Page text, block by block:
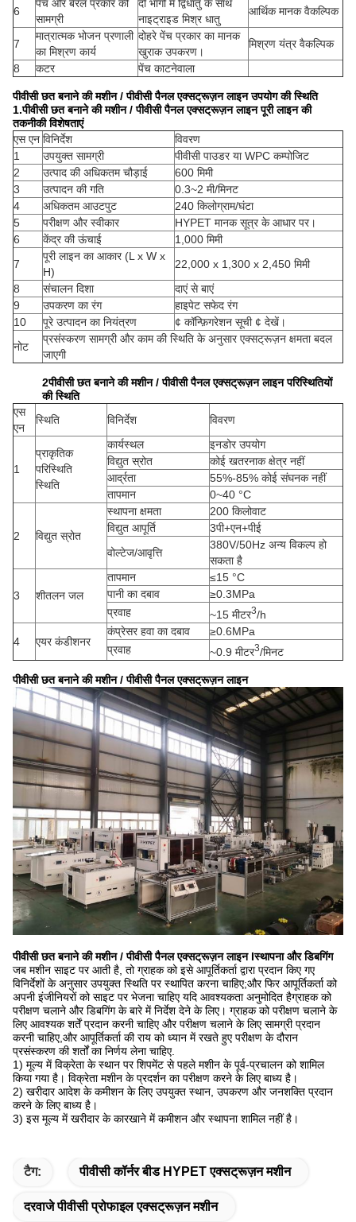
6
पेंच और बैरल प्रकार की
सामग्री
दो भागों में द्विधातु के साथ
नाइट्राइड मिश्र धातु
आर्थिक मानक वैकल्पिक
7
मात्रात्मक भोजन प्रणाली
का मिश्रण कार्य
दोहरे पेंच प्रकार का मानक
खुराक उपकरण।
मिश्रण यंत्र वैकल्पिक
8
कटर पेंच काटनेवाला
पीवीसी छत बनाने की मशीन / पीवीसी पैनल एक्सट्रूज़न लाइन उपयोग की स्थिति
1.पीवीसी छत बनाने की मशीन / पीवीसी पैनल एक्सट्रूज़न लाइन पूरी लाइन की
तकनीकी विशेषताएं
एस एन विनिर्देश
विवरण
1
उपयुक्त सामग्री
पीवीसी पाउडर या WPC कम्पोजिट
2
उत्पाद की अधिकतम चौड़ाई
600 मिमी
3
उत्पादन की गति
0.3~2 मी/मिनट
4
अधिकतम आउटपुट
240 किलोग्राम/घंटा
5
परीक्षण और स्वीकार
HYPET मानक सूत्र के आधार पर।
6
केंद्र की ऊंचाई
1,000 मिमी
7
पूरी लाइन का आकार (L x W x
H)
22,000 x 1,300 x 2,450 मिमी
8
संचालन दिशा
दाएं से बाएं
9
उपकरण का रंग
हाइपेट सफेद रंग
10
पूरे उत्पादन का नियंत्रण
¢ कॉन्फ़िगरेशन सूची ¢ देखें।
नोट
प्रसंस्करण सामग्री और काम की स्थिति के अनुसार एक्सट्रूज़न क्षमता बदल
जाएगी
2पीवीसी छत बनाने की मशीन / पीवीसी पैनल एक्सट्रूज़न लाइन परिस्थितियों
की स्थिति
एस
एन
स्थिति विनिर्देश विवरण
1
प्राकृतिक
परिस्थिति
स्थिति
कार्यस्थल
इनडोर उपयोग
विद्युत स्रोत
कोई खतरनाक क्षेत्र नहीं
आर्द्रता
55%-85% कोई संघनक नहीं
तापमान
0~40 °C
2 विद्युत स्रोत
स्थापना क्षमता
200 किलोवाट
विद्युत आपूर्ति
3पी+एन+पीई
वोल्टेज/आवृत्ति
380V/50Hz अन्य विकल्प हो
सकता है
3 शीतलन जल
तापमान
≤15 °C
पानी का दबाव
≥0.3MPa
प्रवाह
~15 मीटर3/h
4 एयर कंडीशनर
कंप्रेसर हवा का दबाव
≥0.6MPa
प्रवाह
~0.9 मीटर3/मिनट
पीवीसी छत बनाने की मशीन / पीवीसी पैनल एक्सट्रूज़न लाइन
पीवीसी छत बनाने की मशीन / पीवीसी पैनल एक्सट्रूज़न लाइन Iस्थापना और डिबगिंग
जब मशीन साइट पर आती है, तो ग्राहक को इसे आपूर्तिकर्ता द्वारा प्रदान किए गए
विनिर्देशों के अनुसार उपयुक्त स्थिति पर स्थापित करना चाहिए;और फिर आपूर्तिकर्ता को
अपनी इंजीनियरों को साइट पर भेजना चाहिए यदि आवश्यकता अनुमोदित हैग्राहक को
परीक्षण चलाने और डिबगिंग के बारे में निर्देश देने के लिए। ग्राहक को परीक्षण चलाने के
लिए आवश्यक शर्तें प्रदान करनी चाहिए और परीक्षण चलाने के लिए सामग्री प्रदान
करनी चाहिए,और आपूर्तिकर्ता की राय को ध्यान में रखते हुए परीक्षण के दौरान
प्रसंस्करण की शर्तों का निर्णय लेना चाहिए.
1) मूल्य में विक्रेता के स्थान पर शिपमेंट से पहले मशीन के पूर्व-प्रचालन को शामिल
किया गया है। विक्रेता मशीन के प्रदर्शन का परीक्षण करने के लिए बाध्य है।
2) खरीदार आदेश के कमीशन के लिए उपयुक्त स्थान, उपकरण और जनशक्ति प्रदान
करने के लिए बाध्य है।
3) इस मूल्य में खरीदार के कारखाने में कमीशन और स्थापना शामिल नहीं है।
टैग: पीवीसी कॉर्नर बीड HYPET एक्सट्रूज़न मशीन
दरवाजे पीवीसी प्रोफाइल एक्सट्रूज़न मशीन